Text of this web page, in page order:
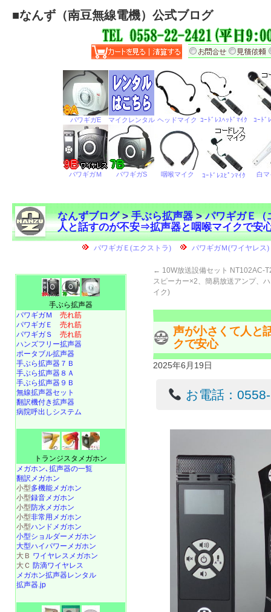
■なんず（南豆無線電機）公式ブログ
なんずブログ>手ぶら拡声器>パワギガＥ（
人と話すのが不安⇒拡声器と咽喉マイクで安
← 10W放送設備セット NT102AC-
スピーカー×2、簡易放送アンプ、
イク)
声が小さくて人と
クで安心
2025年6月19日
お電話：
手ぶら拡声器
パワギガＭ 売れ筋
パワギガＥ 売れ筋
パワギガＳ 売れ筋
ハンズフリー拡声器
ポータブル拡声器
手ぶら拡声器７Ｂ
手ぶら拡声器８Ａ
手ぶら拡声器９Ｂ
無線拡声器セット
翻訳機付き拡声器
病院呼出しシステム
トランジスタメガホン
メガホン､拡声器の一覧
翻訳メガホン
小型多機能メガホン
小型録音メガホン
小型防水メガホン
小型非常用メガホン
小型ハンドメガホン
小型ショルダーメガホン
大型ハイパワーメガホン
大Ｂ ワイヤレスメガホン
大Ｃ 防滴ワイヤレス
メガホン拡声器レンタル
拡声器.jp